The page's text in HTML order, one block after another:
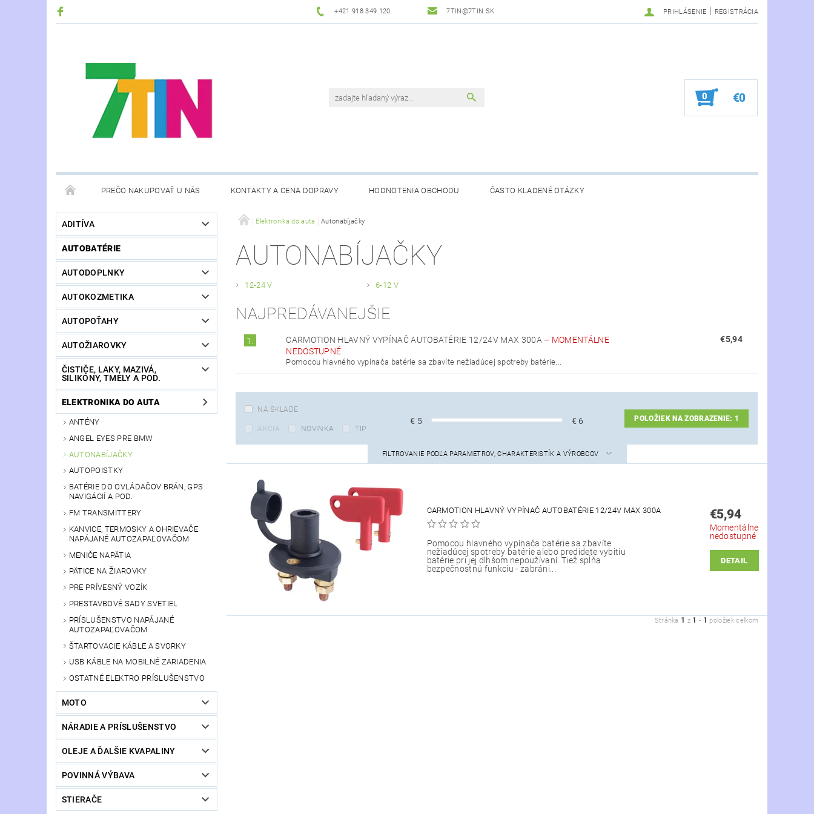
+421 918 349 120 7TIN@7TIN.SK PRIHLÁSENIE | REGISTRÁCIA
0 €0
PREČO NAKUPOVAŤ U NÁS KONTAKTY A CENA DOPRAVY HODNOTENIA OBCHODU ČASTO KLADENÉ OTÁZKY
ADITÍVA
AUTOBATÉRIE
AUTODOPLNKY
AUTOKOZMETIKA
AUTOPOŤAHY
AUTOŽIAROVKY
ČISTIČE, LAKY, MAZIVÁ,
SILIKÓNY, TMELY A POD.
ELEKTRONIKA DO AUTA
ANTÉNY
ANGEL EYES PRE BMW
AUTONABÍJAČKY
AUTOPOISTKY
BATÉRIE DO OVLÁDAČOV BRÁN, GPS
NAVIGÁCIÍ A POD.
FM TRANSMITTERY
KANVICE, TERMOSKY A OHRIEVAČE
NAPÁJANÉ AUTOZAPAĽOVAČOM
MENIČE NAPÄTIA
PÄTICE NA ŽIAROVKY
PRE PRÍVESNÝ VOZÍK
PRESTAVBOVÉ SADY SVETIEL
PRÍSLUŠENSTVO NAPÁJANÉ
AUTOZAPAĽOVAČOM
ŠTARTOVACIE KÁBLE A SVORKY
USB KÁBLE NA MOBILNÉ ZARIADENIA
OSTATNÉ ELEKTRO PRÍSLUŠENSTVO
MOTO
NÁRADIE A PRÍSLUŠENSTVO
OLEJE A ĎALŠIE KVAPALINY
POVINNÁ VÝBAVA
STIERAČE
Elektronika do auta Autonabíjačky
AUTONABÍJAČKY
12-24 V 6-12 V
NAJPREDÁVANEJŠIE
1. CARMOTION HLAVNÝ VYPÍNAČ AUTOBATÉRIE 12/24V MAX 300A – MOMENTÁLNE
NEDOSTUPNÉ
Pomocou hlavného vypínača batérie sa zbavíte nežiadúcej spotreby batérie...
€5,94
NA SKLADE
AKCIA NOVINKA TIP
€ 5 € 6 POLOŽIEK NA ZOBRAZENIE: 1
FILTROVANIE PODĽA PARAMETROV, CHARAKTERISTÍK A VÝROBCOV
CARMOTION HLAVNÝ VYPÍNAČ AUTOBATÉRIE 12/24V MAX 300A
Pomocou hlavného vypínača batérie sa zbavíte
nežiadúcej spotreby batérie alebo predídete vybitiu
batérie pri jej dlhšom nepoužívaní. Tiež spĺňa
bezpečnostnú funkciu - zabráni...
€5,94
Momentálne
nedostupné
DETAIL
Stránka 1 z 1 - 1 položiek celkom